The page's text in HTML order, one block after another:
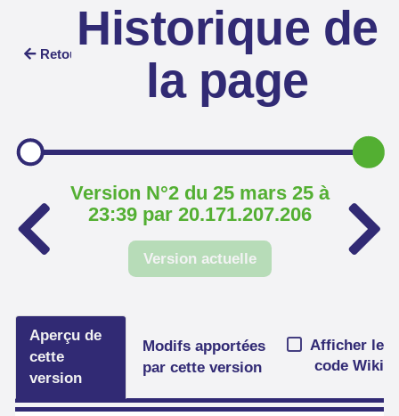
Retour Historique de
la page
Version N°2 du 25 mars 25 à
23:39 par 20.171.207.206
Version actuelle
Aperçu de
cette
version
Modifs apportées
par cette version
Afficher le
code Wiki